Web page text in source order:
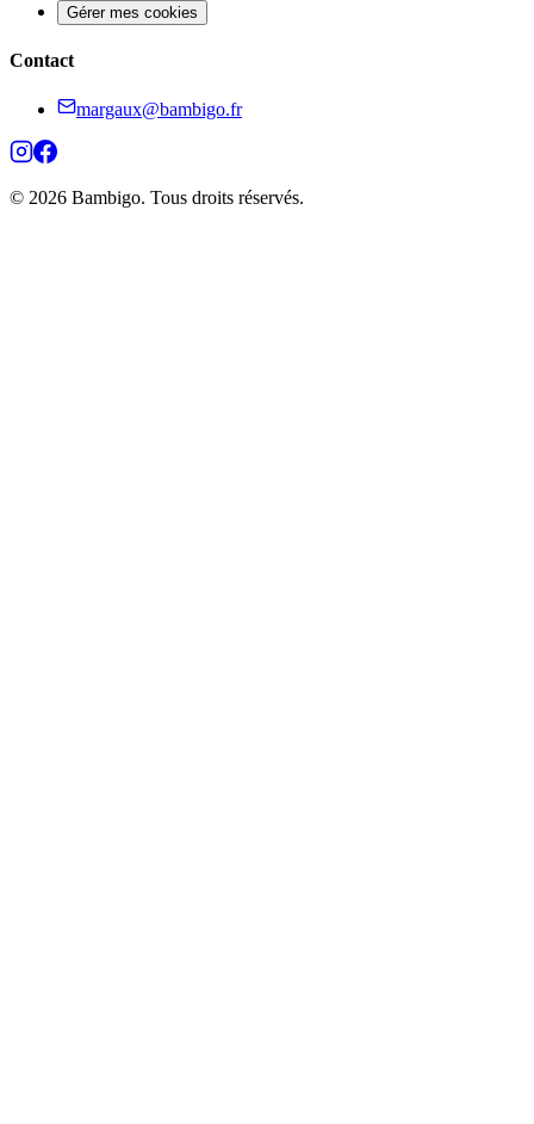
Gérer mes cookies
Contact
margaux@bambigo.fr
© 2026 Bambigo. Tous droits réservés.